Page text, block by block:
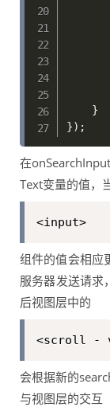
}
}) ;
在
Text变量的值，
<input>
组件的值会相应
服务器发送请求
后视图层中的
<scroll -
会根据新的
与视图层的交互